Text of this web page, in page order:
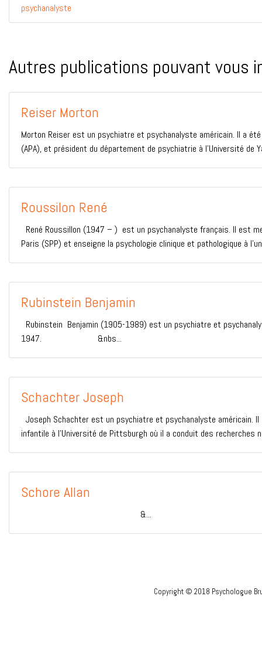
psychanalyste
Autres publications pouvant vous
Reiser Morton
Morton Reiser est un psychiatre et psychanalyste américain. Il a
(APA), et président du département de psychiatrie à l’Université de
Roussilon René
René Roussillon (1947 – ) est un psychanalyste français. Il est
Paris (SPP) et enseigne la psychologie clinique et pathologique à
Rubinstein Benjamin
Rubinstein Benjamin (1905-1989) est un psychiatre et
1947. &nbs...
Schachter Joseph
Joseph Schachter est un psychiatre et psychanalyste américain.
infantile à l’Université de Pittsburgh où il a conduit des recherches
Schore Allan
&...
Copyright © 2018 Psychologue